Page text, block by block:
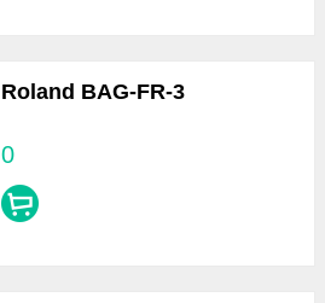
Roland BAG-FR-3
0